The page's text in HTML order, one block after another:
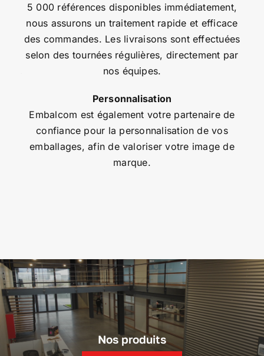
5 000 références disponibles immédiatement,
nous assurons un traitement rapide et efficace
des commandes. Les livraisons sont effectuées
selon des tournées régulières, directement par
nos équipes.
Personnalisation
Embalcom est également votre partenaire de
confiance pour la personnalisation de vos
emballages, afin de valoriser votre image de
marque.
Nos produits